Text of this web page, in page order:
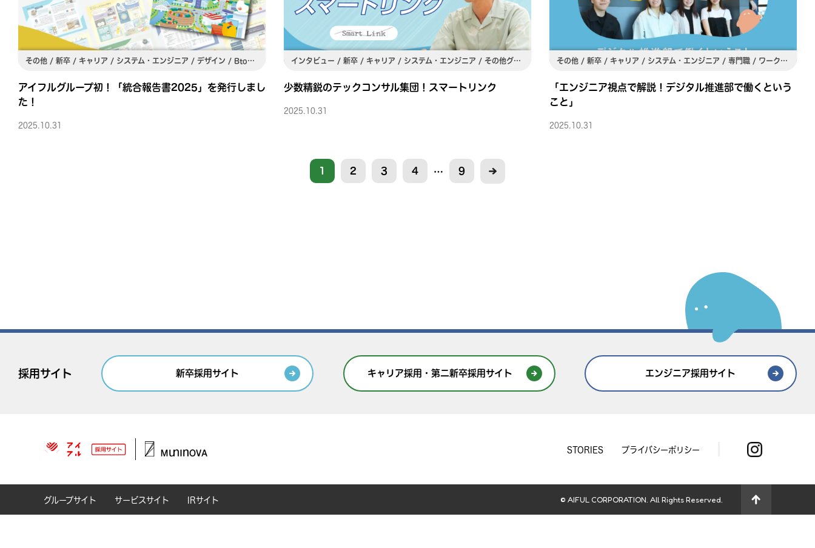
その他 / 新卒 / キャリア / システム・エンジニア / デザイン / BtoC営業 / BtoB営業 / 保証事業 / 海外事業 / その他グループ会社・部署 / 若手活躍 / 女性活躍 / 多国籍 / DX推進 / 総合職 / 専門職 / 海外展開 / M&A / 関東 / 関西
アイフルグループ初！「統合報告書2025」を発行しまし
た！
2025.10.31
インタビュー / 新卒 / キャリア / システム・エンジニア / その他グループ会社・部署 / 管理職 / 専門職 / M&A / 関東
少数精鋭のテックコンサル集団！スマートリンク
2025.10.31
その他 / 新卒 / キャリア / システム・エンジニア / 専門職 / ワークライフバランス / 関東 / 関西
「エンジニア視点で解説！デジタル推進部で働くという
こと」
2025.10.31
1 2 3 4 … 9
採用サイト 新卒採用サイト キャリア採用・第二新卒採用サイト エンジニア採用サイト
STORIES プライバシーポリシー
グループサイト サービスサイト IRサイト © AIFUL CORPORATION. All Rights Reserved.